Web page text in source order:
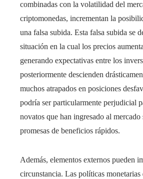
combinadas con la volatilidad del
criptomonedas, incrementan la
una falsa subida. Esta falsa subida se
situación en la cual los precios
generando expectativas entre los
posteriormente descienden
muchos atrapados en posiciones
podría ser particularmente perjudicial
novatos que han ingresado al mercado
promesas de beneficios rápidos.
Además, elementos externos pueden
circunstancia. Las políticas monetarias